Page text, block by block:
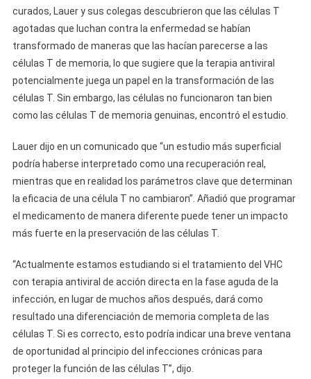
curados, Lauer y sus colegas descubrieron que las células T
agotadas que luchan contra la enfermedad se habían
transformado de maneras que las hacían parecerse a las
células T de memoria, lo que sugiere que la terapia antiviral
potencialmente juega un papel en la transformación de las
células T. Sin embargo, las células no funcionaron tan bien
como las células T de memoria genuinas, encontró el estudio.
Lauer dijo en un comunicado que “un estudio más superficial
podría haberse interpretado como una recuperación real,
mientras que en realidad los parámetros clave que determinan
la eficacia de una célula T no cambiaron”. Añadió que programar
el medicamento de manera diferente puede tener un impacto
más fuerte en la preservación de las células T.
“Actualmente estamos estudiando si el tratamiento del VHC
con terapia antiviral de acción directa en la fase aguda de la
infección, en lugar de muchos años después, dará como
resultado una diferenciación de memoria completa de las
células T. Si es correcto, esto podría indicar una breve ventana
de oportunidad al principio del infecciones crónicas para
proteger la función de las células T”, dijo.